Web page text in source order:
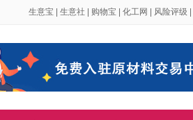
生意宝 生意社 购物宝 化工网 风险评级